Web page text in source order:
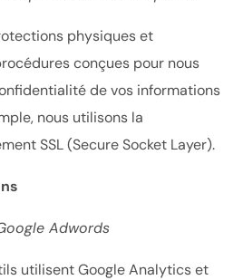
physiques et
conçues pour nous
de vos informations
nous utilisons la
SSL (Secure Socket Layer).
Adwords
utilisent Google Analytics et